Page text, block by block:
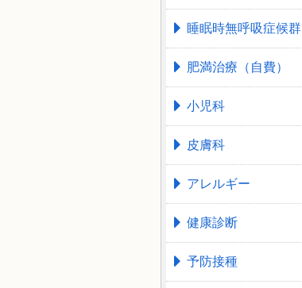
睡眠時無呼吸症候群
肥満治療（自費）
小児科
皮膚科
アレルギー
健康診断
予防接種